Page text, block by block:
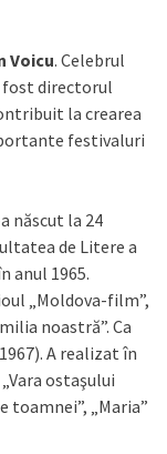
Voicu. Celebrul
fost directorul
la crearea
festivaluri
născut la 24
de Litere a
anul 1965.
„Moldova-film”,
noastră”. Ca
A realizat în
ostaşului
toamnei”, „Maria”